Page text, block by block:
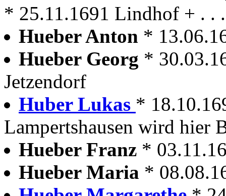
* 25.11.1691 Lindhof + . .
Hueber Anton *
Hueber Georg *
Jetzendorf
Huber Lukas *
Lampertshausen wird hier
Hueber Franz *
Hueber Maria *